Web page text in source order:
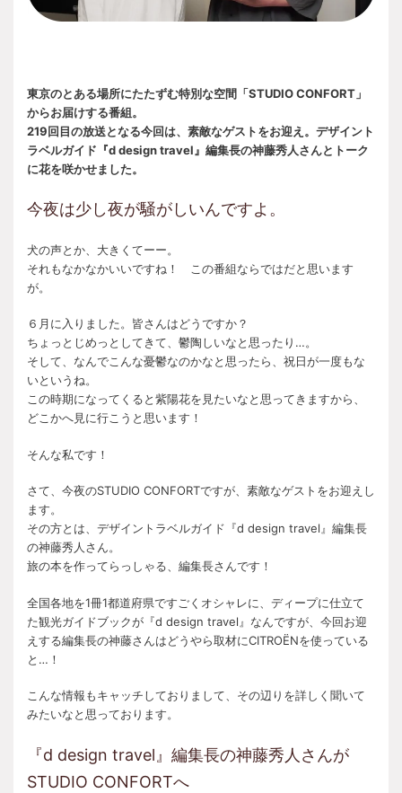
東京のとある場所にたたずむ特別な空間「STUDIO CONFORT」
からお届けする番組。
219回目の放送となる今回は、素敵なゲストをお迎え。デザイント
ラベルガイド『d design travel』編集長の神藤秀人さんとトーク
に花を咲かせました。
今夜は少し夜が騒がしいんですよ。
犬の声とか、大きくてーー。
それもなかなかいいですね！ この番組ならではだと思います
が。
６月に入りました。皆さんはどうですか？
ちょっとじめっとしてきて、鬱陶しいなと思ったり…。
そして、なんでこんな憂鬱なのかなと思ったら、祝日が一度もな
いというね。
この時期になってくると紫陽花を見たいなと思ってきますから、
どこかへ見に行こうと思います！
そんな私です！
さて、今夜のSTUDIO CONFORTですが、素敵なゲストをお迎えし
ます。
その方とは、デザイントラベルガイド『d design travel』編集長
の神藤秀人さん。
旅の本を作ってらっしゃる、編集長さんです！
全国各地を1冊1都道府県ですごくオシャレに、ディープに仕立て
た観光ガイドブックが『d design travel』なんですが、今回お迎
えする編集長の神藤さんはどうやら取材にCITROËNを使っている
と…！
こんな情報もキャッチしておりまして、その辺りを詳しく聞いて
みたいなと思っております。
『d design travel』編集長の神藤秀人さんが
STUDIO CONFORTへ